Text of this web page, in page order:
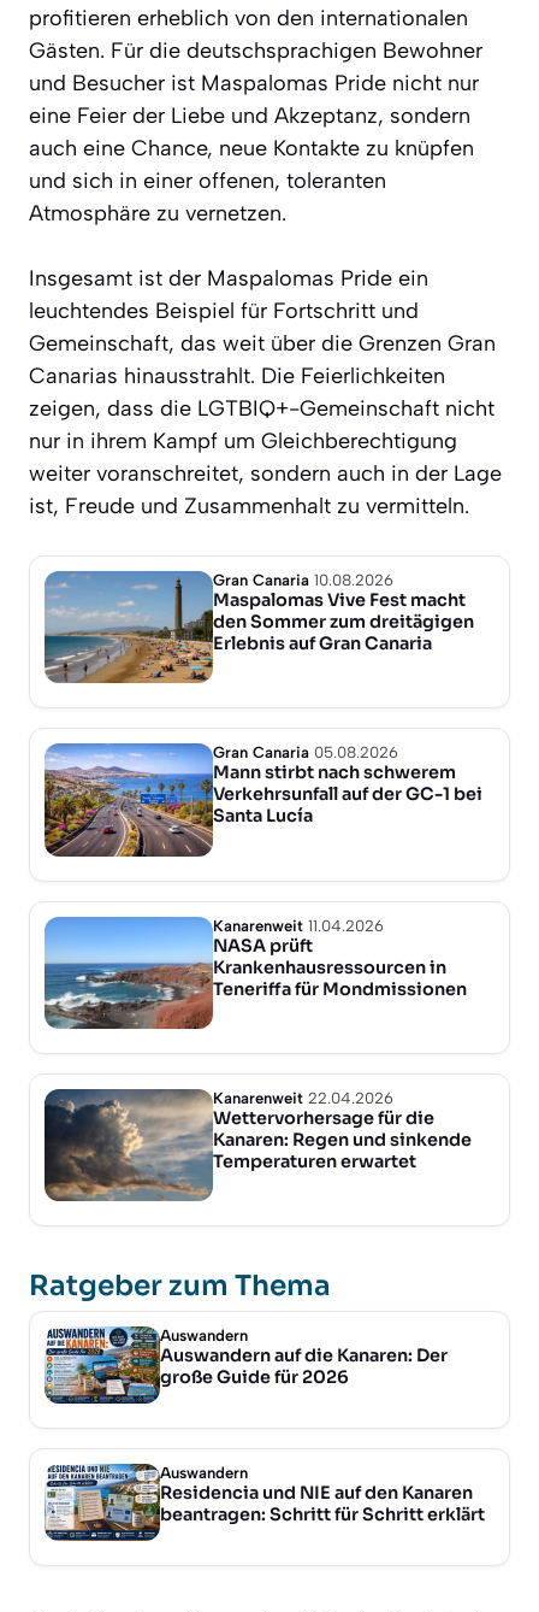
profitieren erheblich von den internationalen
Gästen. Für die deutschsprachigen Bewohner
und Besucher ist Maspalomas Pride nicht nur
eine Feier der Liebe und Akzeptanz, sondern
auch eine Chance, neue Kontakte zu knüpfen
und sich in einer offenen, toleranten
Atmosphäre zu vernetzen.
Insgesamt ist der Maspalomas Pride ein
leuchtendes Beispiel für Fortschritt und
Gemeinschaft, das weit über die Grenzen Gran
Canarias hinausstrahlt. Die Feierlichkeiten
zeigen, dass die LGTBIQ+-Gemeinschaft nicht
nur in ihrem Kampf um Gleichberechtigung
weiter voranschreitet, sondern auch in der Lage
ist, Freude und Zusammenhalt zu vermitteln.
Gran Canaria 10.08.2026
Maspalomas Vive Fest macht
den Sommer zum dreitägigen
Erlebnis auf Gran Canaria
Gran Canaria 05.08.2026
Mann stirbt nach schwerem
Verkehrsunfall auf der GC-1 bei
Santa Lucía
Kanarenweit 11.04.2026
NASA prüft
Krankenhausressourcen in
Teneriffa für Mondmissionen
Kanarenweit 22.04.2026
Wettervorhersage für die
Kanaren: Regen und sinkende
Temperaturen erwartet
Ratgeber zum Thema
Auswandern
Auswandern auf die Kanaren: Der
große Guide für 2026
Auswandern
Residencia und NIE auf den Kanaren
beantragen: Schritt für Schritt erklärt